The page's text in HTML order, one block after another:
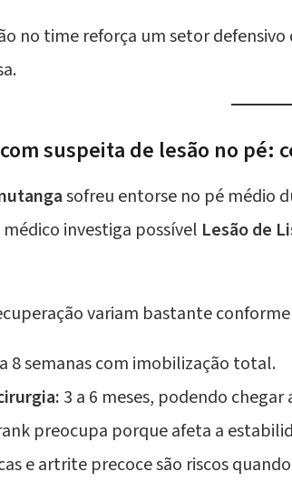
no time reforça um setor
suspeita de lesão no pé:
sofreu entorse no pé médio
investiga possível Lesão de
variam bastante
8 semanas com imobilização total.
3 a 6 meses, podendo
preocupa porque afeta a
e artrite precoce são riscos